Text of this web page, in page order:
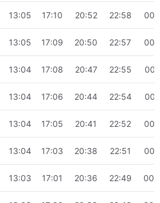
13:05 17:10 20:52 22:58
13:05 17:09 20:50 22:57
13:04 17:08 20:47 22:55
13:04 17:06 20:44 22:54
13:04 17:05 20:41 22:52
13:04 17:03 20:38 22:51
13:03 17:01 20:36 22:49